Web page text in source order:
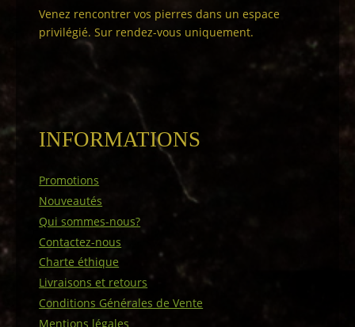
Venez rencontrer vos pierres dans un espace
privilégié. Sur rendez-vous uniquement.
INFORMATIONS
Promotions
Nouveautés
Qui sommes-nous?
Contactez-nous
Charte éthique
Livraisons et retours
Conditions Générales de Vente
Mentions légales